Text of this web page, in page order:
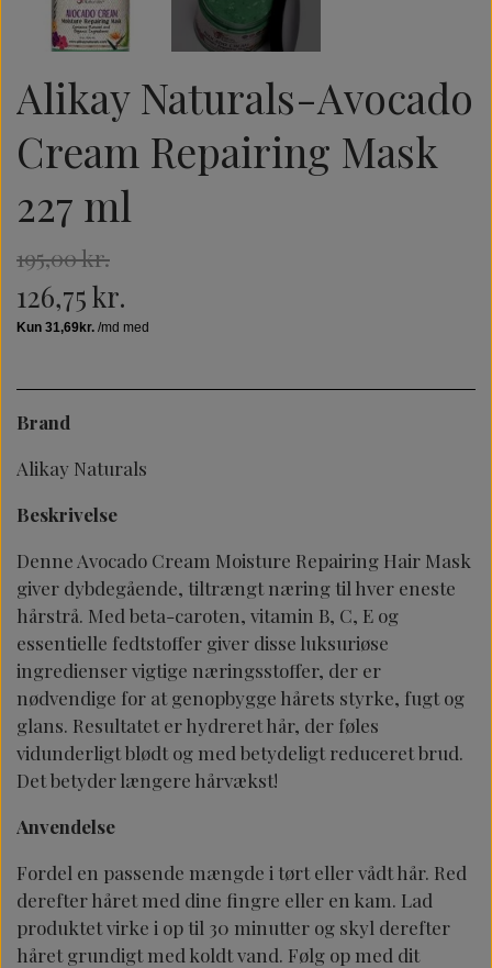
Alikay Naturals-Avocado
Cream Repairing Mask
227 ml
195,00 kr.
126,75 kr.
Brand
Alikay Naturals
Beskrivelse
Denne Avocado Cream Moisture Repairing Hair Mask
giver dybdegående, tiltrængt næring til hver eneste
hårstrå. Med beta-caroten, vitamin B, C, E og
essentielle fedtstoffer giver disse luksuriøse
ingredienser vigtige næringsstoffer, der er
nødvendige for at genopbygge hårets styrke, fugt og
glans. Resultatet er hydreret hår, der føles
vidunderligt blødt og med betydeligt reduceret brud.
Det betyder længere hårvækst!
Anvendelse
Fordel en passende mængde i tørt eller vådt hår. Red
derefter håret med dine fingre eller en kam. Lad
produktet virke i op til 30 minutter og skyl derefter
håret grundigt med koldt vand. Følg op med dit